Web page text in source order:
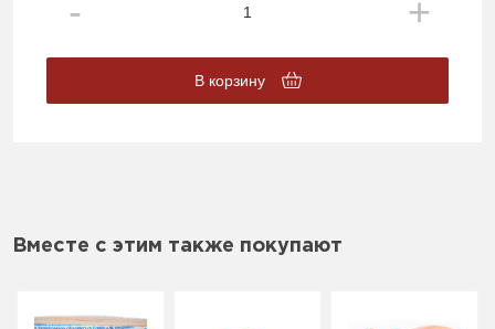
В корзину
Вместе с этим также покупают